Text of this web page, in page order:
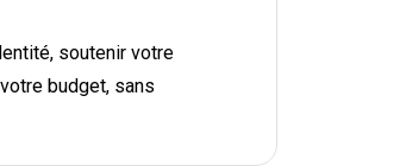
soutenir votre
budget, sans